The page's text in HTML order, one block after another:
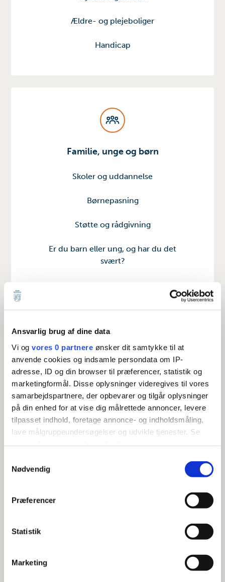
Ansvarlig brug af dine data
Vi og vores 0 partnere ønsker dit samtykke til at
anvende cookies og indsamle persondata om IP-
adresse, ID og din browser til præferencer, statistik og
marketingformål. Disse oplysninger videregives til vores
samarbejdspartnere, der opbevarer og tilgår oplysninger
på din enhed for at vise dig målrettede annoncer, levere
tilpasset indhold, foretage annonce- og indholdsmåling,
lave målgruppeundersøgelser og udvikle tjenester. Se
tilbage eller ændre indstillinger fra vores
"Cookiedeklaration", eller ved at trykke på "Privacy
Indsamle præcise oplysninger om din placering,
Identificere din enhed baseret på en scanning af
dens unikke karakteristika (fingerprinting)
Nødvendig
Præferencer
Statistik
Marketing
Ældre- og plejeboliger
Handicap
Familie, unge og børn
Skoler og uddannelse
Børnepasning
Støtte og rådgivning
Er du barn eller ung, og har du det
svært?
Trafik, kørekort og pas
Pas
Vinter, sne og glatføre